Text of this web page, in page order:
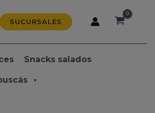
SUCURSALES
Snacks salados